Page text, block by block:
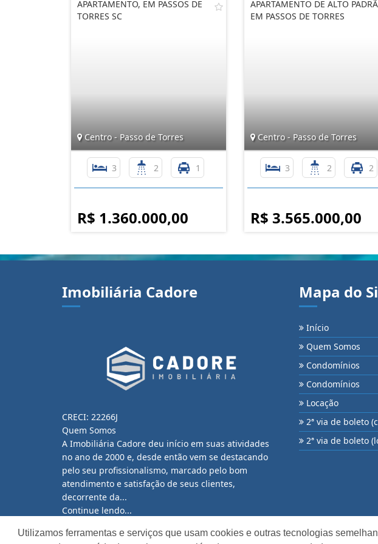
Utilizamos ferramentas e serviços que usam cookies e outras tecnologias
APARTAMENTO, EM PASSOS DE
TORRES SC
Centro - Passo de Torres
3 2 1
R$ 1.360.000,00
APARTAMENTO DE ALTO
EM PASSOS DE TORRES
Centro - Passo de Torres
3 2 2
R$ 3.565.000,00
Imobiliária Cadore
CRECI: 22266J
Quem Somos
A Imobiliária Cadore deu início em suas atividades
no ano de 2000 e, desde então vem se destacando
pelo seu profissionalismo, marcado pelo bom
atendimento e satisfação de seus clientes,
decorrente da...
Continue lendo...
Mapa do
Início
Quem Somos
Condomínios
Condomínios
Locação
2ª via de boleto
2ª via de boleto